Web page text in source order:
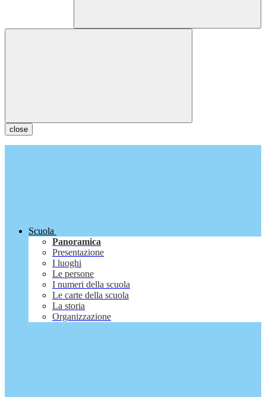
close
Scuola
Panoramica
Presentazione
I luoghi
Le persone
I numeri della scuola
Le carte della scuola
La storia
Organizzazione